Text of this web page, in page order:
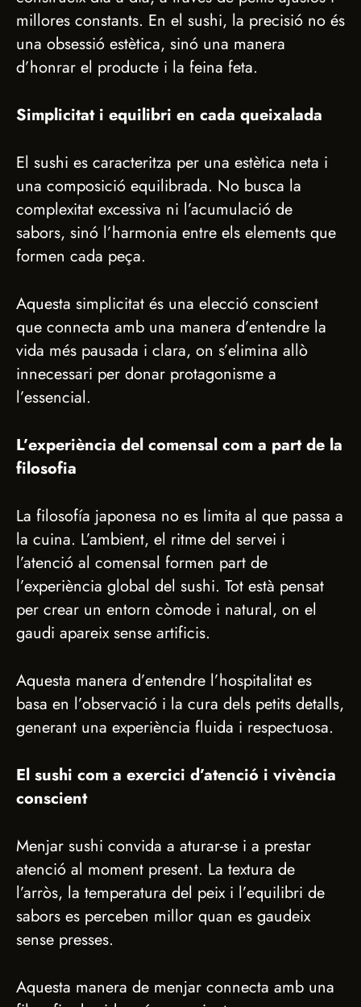
millores constants. En el sushi, la precisió no és
una obsessió estètica, sinó una manera
d’honrar el producte i la feina feta.
Simplicitat i equilibri en cada queixalada
El sushi es caracteritza per una estètica neta i
una composició equilibrada. No busca la
complexitat excessiva ni l’acumulació de
sabors, sinó l’harmonia entre els elements que
formen cada peça.
Aquesta simplicitat és una elecció conscient
que connecta amb una manera d’entendre la
vida més pausada i clara, on s’elimina allò
innecessari per donar protagonisme a
l’essencial.
L’experiència del comensal com a part de la
filosofia
La filosofía japonesa no es limita al que passa a
la cuina. L’ambient, el ritme del servei i
l’atenció al comensal formen part de
l’experiència global del sushi. Tot està pensat
per crear un entorn còmode i natural, on el
gaudi apareix sense artificis.
Aquesta manera d’entendre l’hospitalitat es
basa en l’observació i la cura dels petits detalls,
generant una experiència fluida i respectuosa.
El sushi com a exercici d’atenció i vivència
conscient
Menjar sushi convida a aturar-se i a prestar
atenció al moment present. La textura de
l’arròs, la temperatura del peix i l’equilibri de
sabors es perceben millor quan es gaudeix
sense presses.
Aquesta manera de menjar connecta amb una